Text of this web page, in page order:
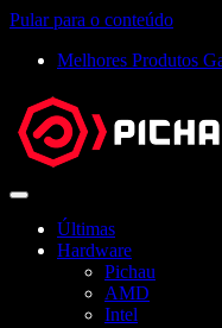
Pular para o conteúdo
Melhores Produtos
Abrir
Últimas
Hardware
Pichau
AMD
Intel